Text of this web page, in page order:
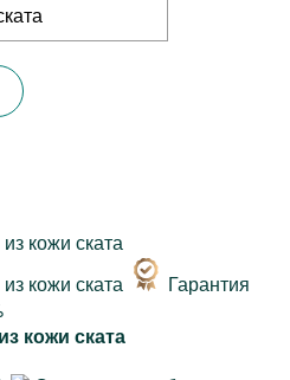
Гарантия
кожи ската